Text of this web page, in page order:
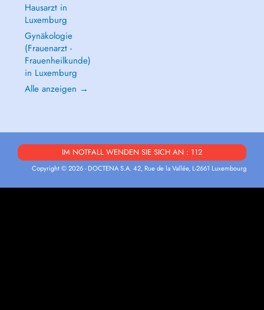
Hausarzt in
Luxemburg
Gynäkologie
(Frauenarzt -
Frauenheilkunde)
in Luxemburg
Alle anzeigen →
IM NOTFALL WENDEN SIE SICH AN : 112
Copyright © 2026 - DOCTENA S.A. 42, Rue de la Vallée, L-2661 Luxembourg